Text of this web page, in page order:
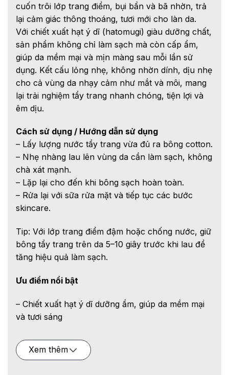
cuốn trôi lớp trang điểm, bụi bẩn và bã nhờn, trả
lại cảm giác thông thoáng, tươi mới cho làn da.
Với chiết xuất hạt ý dĩ (hatomugi) giàu dưỡng chất,
sản phẩm không chỉ làm sạch mà còn cấp ẩm,
giúp da mềm mại và mịn màng sau mỗi lần sử
dụng. Kết cấu lỏng nhẹ, không nhờn dính, dịu nhẹ
cho cả vùng da nhạy cảm như mắt và môi, mang
lại trải nghiệm tẩy trang nhanh chóng, tiện lợi và
êm dịu.
Cách sử dụng / Hướng dẫn sử dụng
– Lấy lượng nước tẩy trang vừa đủ ra bông cotton.
– Nhẹ nhàng lau lên vùng da cần làm sạch, không
chà xát mạnh.
– Lặp lại cho đến khi bông sạch hoàn toàn.
– Rửa lại với sữa rửa mặt và tiếp tục các bước
skincare.
Tip: Với lớp trang điểm đậm hoặc chống nước, giữ
bông tẩy trang trên da 5–10 giây trước khi lau để
tăng hiệu quả làm sạch.
Ưu điểm nổi bật
– Chiết xuất hạt ý dĩ dưỡng ẩm, giúp da mềm mại
và tươi sáng
– Công thức dịu nhẹ, không gây kích ứng, phù
hợp với cả da nhạy cảm.
Xem thêm